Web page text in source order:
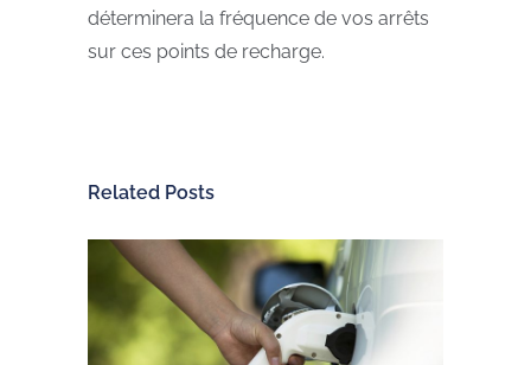
déterminera la fréquence de vos arrêts
sur ces points de recharge.
Related Posts